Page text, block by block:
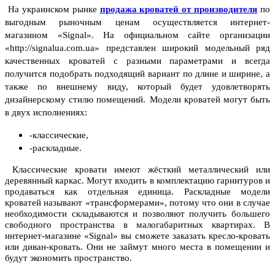
На украинском рынке продажа кроватей от производителя по
выгодным рыночным ценам осуществляется интернет-
магазином «Signal». На официальном сайте организации
«http://signalua.com.ua» представлен широкий модельный ряд
качественных кроватей с разными параметрами и всегда
получится подобрать подходящий вариант по длине и ширине, а
также по внешнему виду, который будет удовлетворять
дизайнерскому стилю помещений. Модели кроватей могут быть
в двух исполнениях:
-классические,
-раскладные.
Классические кровати имеют жёсткий металлический или
деревянный каркас. Могут входить в комплектацию гарнитуров и
продаваться как отдельная единица. Раскладные модели
кроватей называют «трансформерами», потому что они в случае
необходимости складываются и позволяют получить большего
свободного пространства в малогабаритных квартирах. В
интернет-магазине «Signal» вы сможете заказать кресло-кровать
или диван-кровать. Они не займут много места в помещении и
будут экономить пространство.